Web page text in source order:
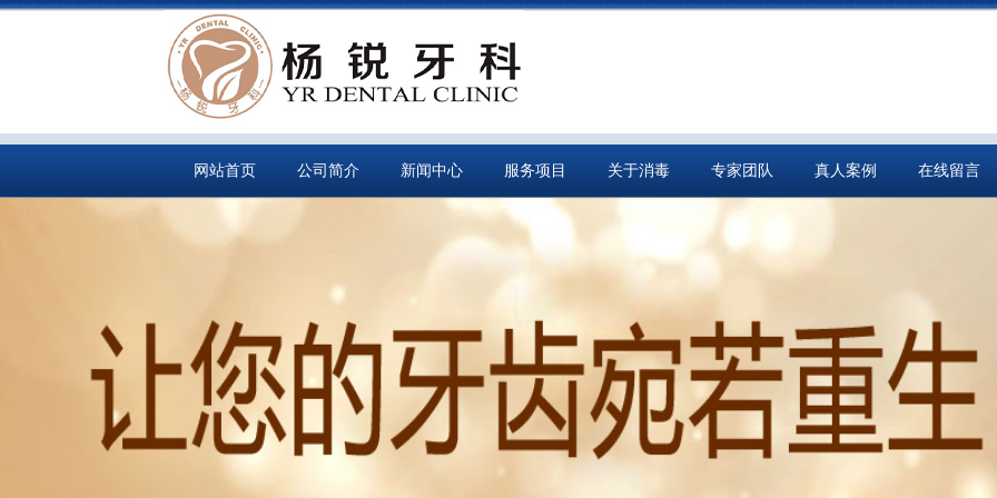
网站首页 公司简介 新闻中心 服务项目 关于消毒 专家团队 真人案例 在线留言